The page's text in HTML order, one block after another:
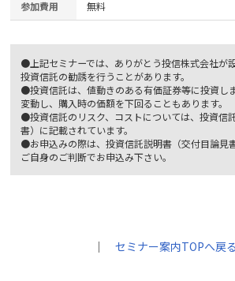
参加費用 無料
●上記セミナーでは、ありがとう投信株式会社が
投資信託の勧誘を行うことがあります。
●投資信託は、値動きのある有価証券等に投資し
変動し、購入時の価額を下回ることもあります。
●投資信託のリスク、コストについては、投資信
書）に記載されています。
●お申込みの際は、投資信託説明書（交付目論見
ご自身のご判断でお申込み下さい。
｜セミナー案内TOPへ戻る